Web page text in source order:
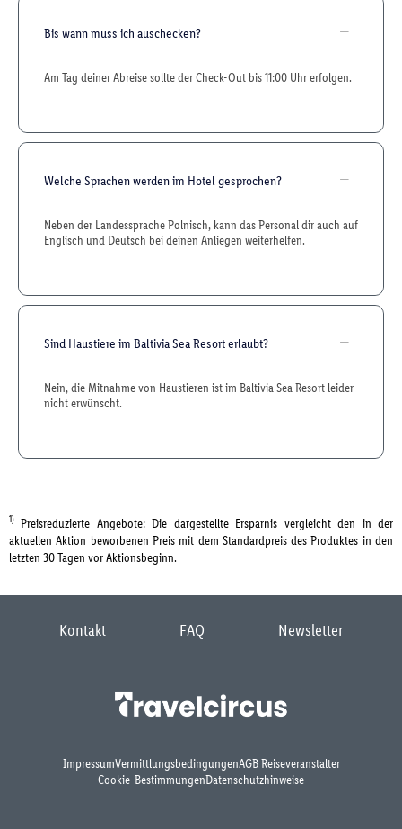
Bis wann muss ich auschecken?
Am Tag deiner Abreise sollte der Check-Out bis 11:00 Uhr erfolgen.
Welche Sprachen werden im Hotel gesprochen?
Neben der Landessprache Polnisch, kann das Personal dir auch auf
Englisch und Deutsch bei deinen Anliegen weiterhelfen.
Sind Haustiere im Baltivia Sea Resort erlaubt?
Nein, die Mitnahme von Haustieren ist im Baltivia Sea Resort leider
nicht erwünscht.
1) Preisreduzierte Angebote: Die dargestellte Ersparnis vergleicht den in der
aktuellen Aktion beworbenen Preis mit dem Standardpreis des Produktes in den
letzten 30 Tagen vor Aktionsbeginn.
Kontakt FAQ Newsletter
ImpressumVermittlungsbedingungenAGB Reiseveranstalter
Cookie-BestimmungenDatenschutzhinweise